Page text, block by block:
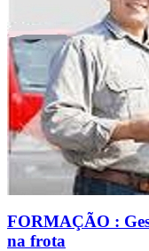
FORMAÇÃO :
na frota